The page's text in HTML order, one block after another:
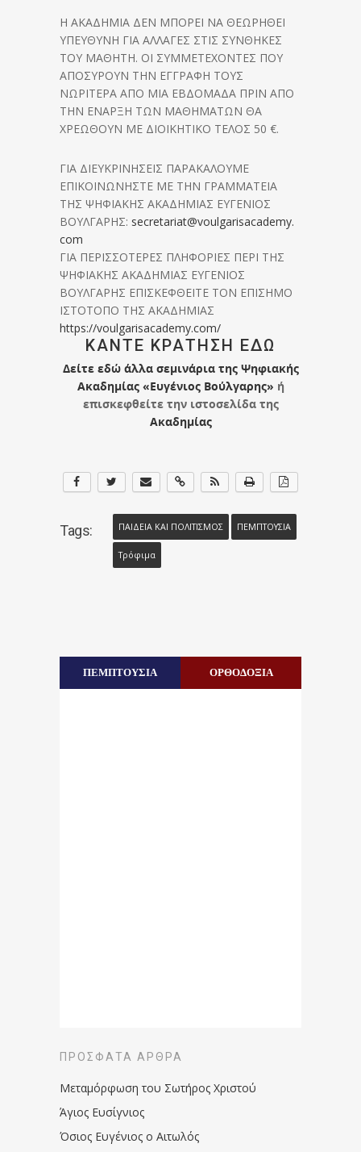
Η ΑΚΑΔΗΜΙΑ ΔΕΝ ΜΠΟΡΕΙ ΝΑ ΘΕΩΡΗΘΕΙ
ΥΠΕΥΘΥΝΗ ΓΙΑ ΑΛΛΑΓΕΣ ΣΤΙΣ ΣΥΝΘΗΚΕΣ
ΤΟΥ ΜΑΘΗΤΗ. ΟΙ ΣΥΜΜΕΤΕΧΟΝΤΕΣ ΠΟΥ
ΑΠΟΣΥΡΟΥΝ ΤΗΝ ΕΓΓΡΑΦΗ ΤΟΥΣ
ΝΩΡΙΤΕΡΑ ΑΠΟ ΜΙΑ ΕΒΔΟΜΑΔΑ ΠΡΙΝ ΑΠΟ
ΤΗΝ ΕΝΑΡΞΗ ΤΩΝ ΜΑΘΗΜΑΤΩΝ ΘΑ
ΧΡΕΩΘΟΥΝ ΜΕ ΔΙΟΙΚΗΤΙΚΟ ΤΕΛΟΣ 50 €.
ΓΙΑ ΔΙΕΥΚΡΙΝΗΣΕΙΣ ΠΑΡΑΚΑΛΟΥΜΕ
ΕΠΙΚΟΙΝΩΝΗΣΤΕ ΜΕ ΤΗΝ ΓΡΑΜΜΑΤΕΙΑ
ΤΗΣ ΨΗΦΙΑΚΗΣ ΑΚΑΔΗΜΙΑΣ ΕΥΓΕΝΙΟΣ
ΒΟΥΛΓΑΡΗΣ: secretariat@voulgarisacademy.
com
ΓΙΑ ΠΕΡΙΣΣΟΤΕΡΕΣ ΠΛΗΦΟΡΙΕΣ ΠΕΡΙ ΤΗΣ
ΨΗΦΙΑΚΗΣ ΑΚΑΔΗΜΙΑΣ ΕΥΓΕΝΙΟΣ
ΒΟΥΛΓΑΡΗΣ ΕΠΙΣΚΕΦΘΕΙΤΕ ΤΟΝ ΕΠΙΣΗΜΟ
ΙΣΤΟΤΟΠΟ ΤΗΣ ΑΚΑΔΗΜΙΑΣ
https://voulgarisacademy.com/
ΚΑΝΤΕ ΚΡΑΤΗΣΗ ΕΔΩ
Δείτε εδώ άλλα σεμινάρια της Ψηφιακής
Ακαδημίας «Ευγένιος Βούλγαρης» ή
επισκεφθείτε την ιστοσελίδα της
Ακαδημίας
Tags: ΠΑΙΔΕΙΑ ΚΑΙ ΠΟΛΙΤΙΣΜΟΣ ΠΕΜΠΤΟΥΣΙΑ
Τρόφιμα
ΠΕΜΠΤΟΥΣΙΑ ΟΡΘΟΔΟΞΙΑ
ΠΡΌΣΦΑΤΑ ΆΡΘΡΑ
Μεταμόρφωση του Σωτήρος Χριστού
Άγιος Ευσίγνιος
Όσιος Ευγένιος ο Αιτωλός